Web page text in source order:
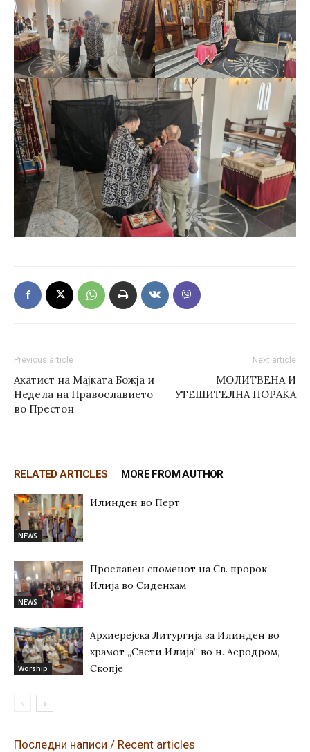
Previous article
Акатист на Мајката Божја и
Недела на Православието
во Престон
Next article
МОЛИТВЕНА И
УТЕШИТЕЛНА ПОРАКА
RELATED ARTICLES MORE FROM AUTHOR
NEWS
Илинден во Перт
NEWS
Прославен споменот на Св. пророк
Илија во Сиденхам
Worship
Архиерејска Литургија за Илинден во
храмот „Свети Илија“ во н. Аеродром,
Скопје
Последни написи / Recent articles